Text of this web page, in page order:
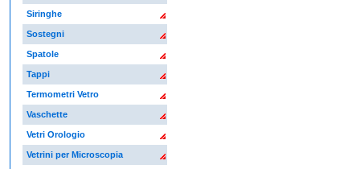
Siringhe
Sostegni
Spatole
Tappi
Termometri Vetro
Vaschette
Vetri Orologio
Vetrini per Microscopia